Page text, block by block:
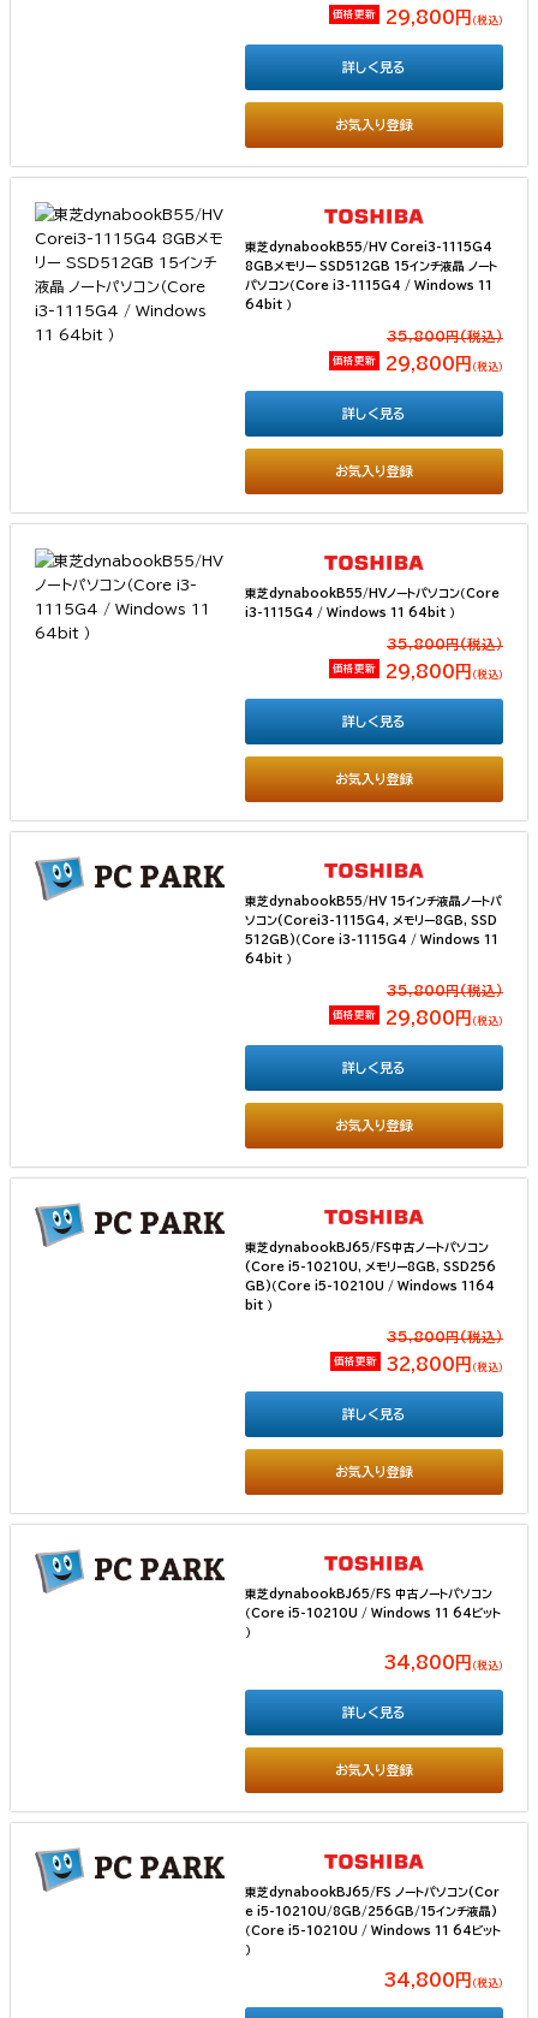
価格更新 29,800円 （税込）
お気入り登録
詳しく見る
東芝dynabookB55/HV Corei3-1115G4
8GBメモリー SSD512GB 15インチ液晶 ノート
パソコン（Core i3-1115G4 / Windows 11
64bit ）
35,800円(税込）
価格更新 29,800円 （税込）
お気入り登録
詳しく見る
東芝dynabookB55/HVノートパソコン（Core
i3-1115G4 / Windows 11 64bit ）
35,800円(税込）
価格更新 29,800円 （税込）
お気入り登録
詳しく見る
東芝dynabookB55/HV 15インチ液晶ノートパ
ソコン(Corei3-1115G4, メモリー8GB, SSD
512GB)（Core i3-1115G4 / Windows 11
64bit ）
35,800円(税込）
価格更新 29,800円 （税込）
お気入り登録
詳しく見る
東芝dynabookBJ65/FS中古ノートパソコン
(Core i5-10210U, メモリー8GB, SSD256
GB)（Core i5-10210U / Windows 1164
bit ）
35,800円(税込）
価格更新 32,800円 （税込）
お気入り登録
詳しく見る
東芝dynabookBJ65/FS 中古ノートパソコン
（Core i5-10210U / Windows 11 64ビット
）
34,800円 （税込）
お気入り登録
詳しく見る
東芝dynabookBJ65/FS ノートパソコン(Cor
e i5-10210U/8GB/256GB/15インチ液晶)
（Core i5-10210U / Windows 11 64ビット
）
34,800円 （税込）